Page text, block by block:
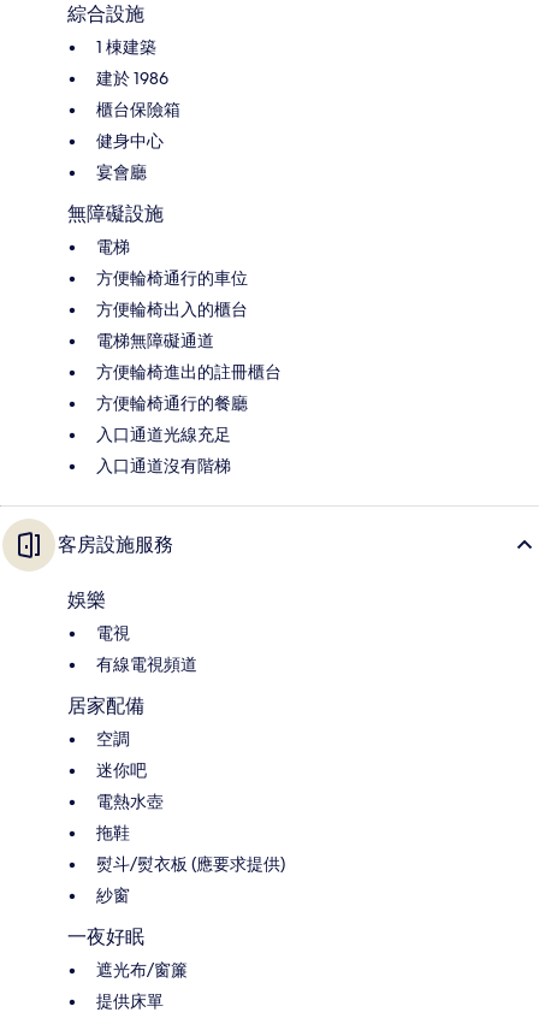
綜合設施
1 棟建築
建於 1986
櫃台保險箱
健身中心
宴會廳
無障礙設施
電梯
方便輪椅通行的車位
方便輪椅出入的櫃台
電梯無障礙通道
方便輪椅進出的註冊櫃台
方便輪椅通行的餐廳
入口通道光線充足
入口通道沒有階梯
客房設施服務
娛樂
電視
有線電視頻道
居家配備
空調
迷你吧
電熱水壺
拖鞋
熨斗/熨衣板 (應要求提供)
紗窗
一夜好眠
遮光布/窗簾
提供床單